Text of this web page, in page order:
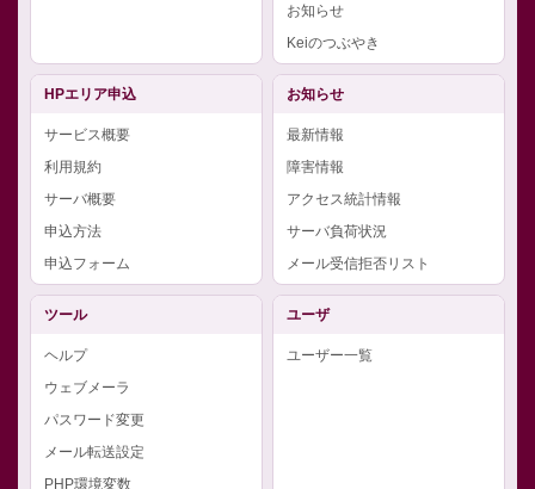
お知らせ
Keiのつぶやき
HPエリア申込
サービス概要
利用規約
サーバ概要
申込方法
申込フォーム
お知らせ
最新情報
障害情報
アクセス統計情報
サーバ負荷状況
メール受信拒否リスト
ツール
ヘルプ
ウェブメーラ
パスワード変更
メール転送設定
PHP環境変数
ユーザ
ユーザー一覧